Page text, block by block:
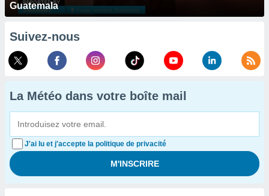
Guatemala
Suivez-nous
La Météo dans votre boîte mail
J'ai lu et j'accepte la politique de privacité